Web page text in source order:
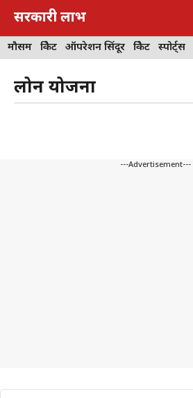
content
सरकारी लाभ
मौसम क्रिकेट ऑपरेशन सिंदूर क्रिकेट स्पोर्ट्स
लोन योजना
---Advertisement---